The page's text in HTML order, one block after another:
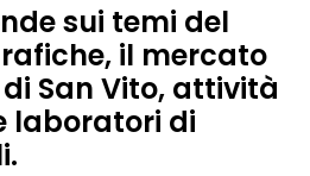
sui temi del
, il mercato
San Vito, attività
laboratori di